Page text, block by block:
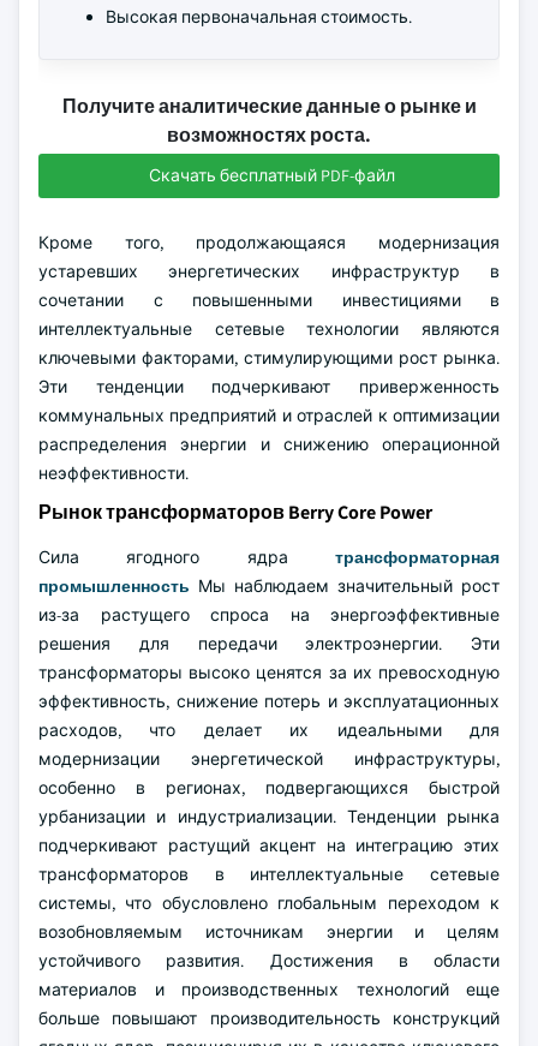
Высокая первоначальная стоимость.
Получите аналитические данные о рынке и
возможностях роста.
Скачать бесплатный PDF-файл
Кроме того, продолжающаяся модернизация
устаревших энергетических инфраструктур в
сочетании с повышенными инвестициями в
интеллектуальные сетевые технологии являются
ключевыми факторами, стимулирующими рост рынка.
Эти тенденции подчеркивают приверженность
коммунальных предприятий и отраслей к оптимизации
распределения энергии и снижению операционной
неэффективности.
Рынок трансформаторов Berry Core Power
Сила ягодного ядра трансформаторная
промышленность Мы наблюдаем значительный рост
из-за растущего спроса на энергоэффективные
решения для передачи электроэнергии. Эти
трансформаторы высоко ценятся за их превосходную
эффективность, снижение потерь и эксплуатационных
расходов, что делает их идеальными для
модернизации энергетической инфраструктуры,
особенно в регионах, подвергающихся быстрой
урбанизации и индустриализации. Тенденции рынка
подчеркивают растущий акцент на интеграцию этих
трансформаторов в интеллектуальные сетевые
системы, что обусловлено глобальным переходом к
возобновляемым источникам энергии и целям
устойчивого развития. Достижения в области
материалов и производственных технологий еще
больше повышают производительность конструкций